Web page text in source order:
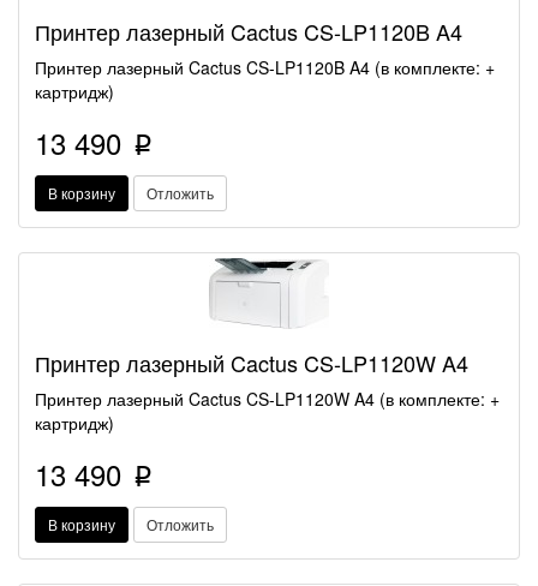
Принтер лазерный Cactus CS-LP1120B A4
Принтер лазерный Cactus CS-LP1120B A4 (в комплекте: +
картридж)
13 490 p
В корзину Отложить
Принтер лазерный Cactus CS-LP1120W A4
Принтер лазерный Cactus CS-LP1120W A4 (в комплекте: +
картридж)
13 490 p
В корзину Отложить